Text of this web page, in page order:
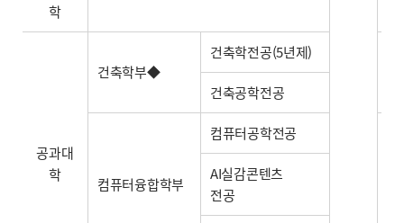
학
공과대
학
건축학부◆
건축학전공(5년제)
건축공학전공
컴퓨터융합학부
컴퓨터공학전공
AI실감콘텐츠
전공